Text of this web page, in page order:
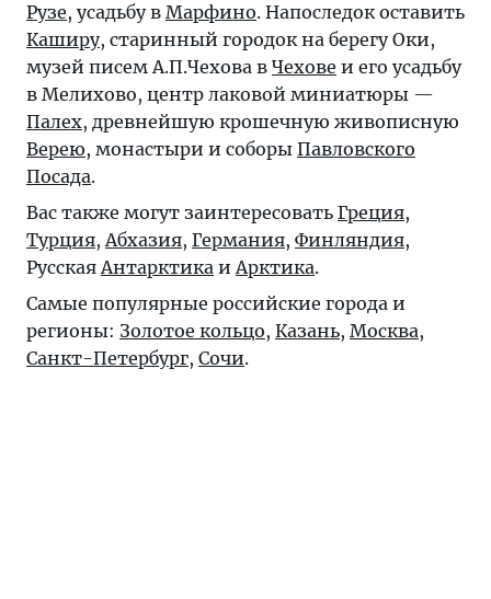
Рузе, усадьбу в Марфино. Напоследок оставить
Каширу, старинный городок на берегу Оки,
музей писем А.П.Чехова в Чехове и его усадьбу
в Мелихово, центр лаковой миниатюры —
Палех, древнейшую крошечную живописную
Верею, монастыри и соборы Павловского
Посада.
Вас также могут заинтересовать Греция,
Турция,Абхазия, Германия, Финляндия,
РусскаяАнтарктика иАрктика.
Самые популярные российские города и
регионы: Золотое кольцо, Казань, Москва,
Санкт-Петербург, Сочи.